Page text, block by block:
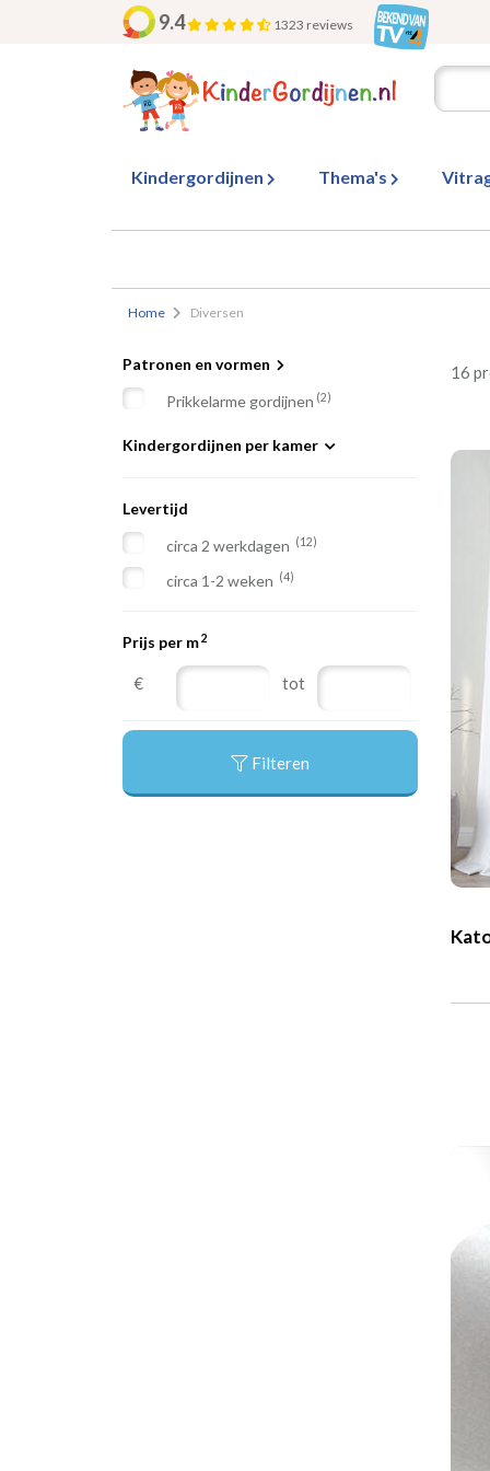
9.4 1323 reviews
Kindergordijnen Thema's
Home Diversen
Patronen en vormen
Prikkelarme gordijnen (2)
Kindergordijnen per kamer
Verduisterende kindergordijnen
Levertijd
circa 2 werkdagen (12)
circa 1-2 weken (4)
Prijs per m2
€ tot
Filteren
16